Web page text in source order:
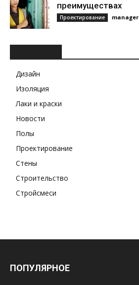
преимуществах
Проектирование manager
Дизайн
Изоляция
Лаки и краски
Новости
Полы
Проектирование
Стены
Строительство
Стройсмеси
ПОПУЛЯРНОЕ